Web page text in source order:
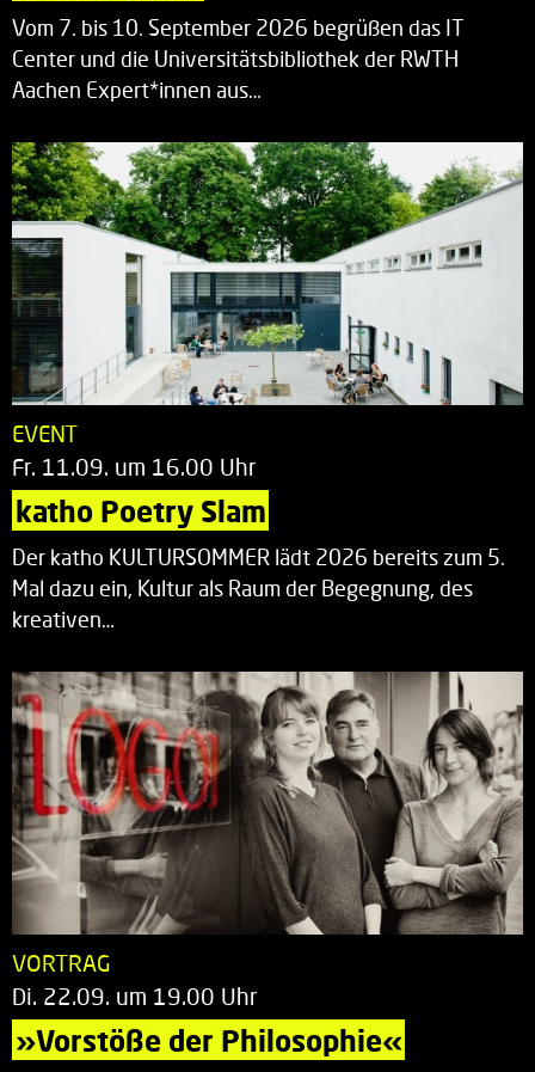
Vom 7. bis 10. September 2026 begrüßen das IT
Center und die Universitätsbibliothek der RWTH
Aachen Expert*innen aus…
EVENT
Fr. 11.09. um 16.00 Uhr
katho Poetry Slam
Der katho KULTURSOMMER lädt 2026 bereits zum 5.
Mal dazu ein, Kultur als Raum der Begegnung, des
kreativen…
VORTRAG
Di. 22.09. um 19.00 Uhr
»Vorstöße der Philosophie«